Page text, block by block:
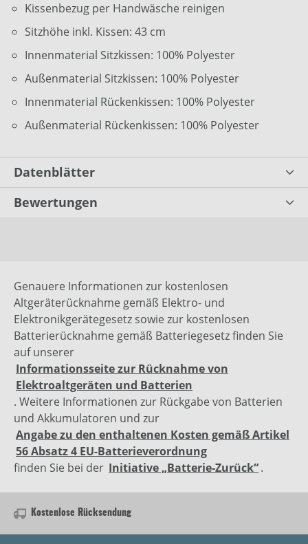
Kissenbezug per Handwäsche reinigen
Sitzhöhe inkl. Kissen: 43 cm
Innenmaterial Sitzkissen: 100% Polyester
Außenmaterial Sitzkissen: 100% Polyester
Innenmaterial Rückenkissen: 100% Polyester
Außenmaterial Rückenkissen: 100% Polyester
Datenblätter
Bewertungen
Genauere Informationen zur kostenlosen
Altgeräterücknahme gemäß Elektro- und
Elektronikgerätegesetz sowie zur kostenlosen
Batterierücknahme gemäß Batteriegesetz finden Sie
auf unserer
Informationsseite zur Rücknahme von
Elektroaltgeräten und Batterien
. Weitere Informationen zur Rückgabe von Batterien
und Akkumulatoren und zur
Angabe zu den enthaltenen Kosten gemäß Artikel
56 Absatz 4 EU-Batterieverordnung
finden Sie bei der Initiative „Batterie-Zurück“.
Kostenlose Rücksendung